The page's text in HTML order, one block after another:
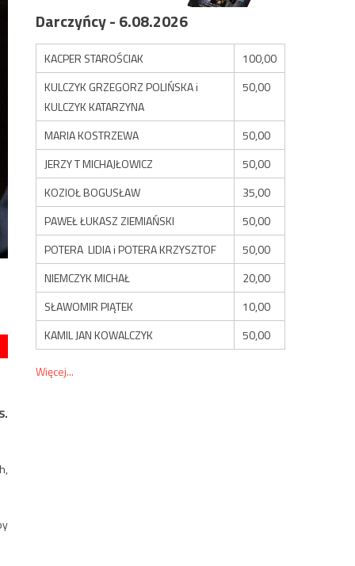
Darczyńcy - 6.08.2026
KACPER STAROŚCIAK
100,00
KULCZYK GRZEGORZ POLIŃSKA i
KULCZYK KATARZYNA
50,00
MARIA KOSTRZEWA
50,00
JERZY T MICHAJŁOWICZ
50,00
KOZIOŁ BOGUSŁAW
35,00
PAWEŁ ŁUKASZ ZIEMIAŃSKI
50,00
POTERA LIDIA i POTERA KRZYSZTOF
50,00
NIEMCZYK MICHAŁ
20,00
SŁAWOMIR PIĄTEK
10,00
KAMIL JAN KOWALCZYK
50,00
Więcej...